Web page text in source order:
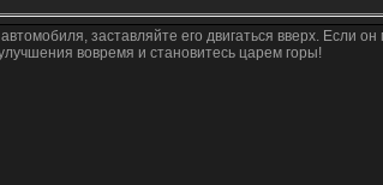
заставляйте его двигаться вверх. Если
вовремя и становитесь царем горы!